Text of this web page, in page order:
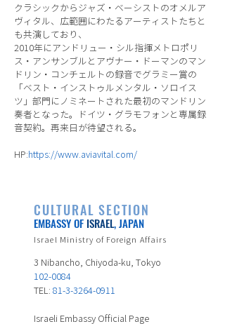
クラシックからジャズ・ベーシストのオメルア
ヴィタル、広範囲にわたるアーティストたちと
も共演しており、
2010年にアンドリュー・シル指揮メトロポリ
ス・アンサンブルとアヴナー・ドーマンのマン
ドリン・コンチェルトの録音でグラミー賞の
「ベスト・インストゥルメンタル・ソロイス
ツ」部門にノミネートされた最初のマンドリン
奏者となった。ドイツ・グラモフォンと専属録
音契約。再来日が待望される。
HP: https://www.aviavital.com/
CULTURAL SECTION
EMBASSY OF ISRAEL, JAPAN
Israel Ministry of Foreign Affairs
3 Nibancho, Chiyoda-ku, Tokyo
102-0084
TEL: 81-3-3264-0911
Israeli Embassy Official Page